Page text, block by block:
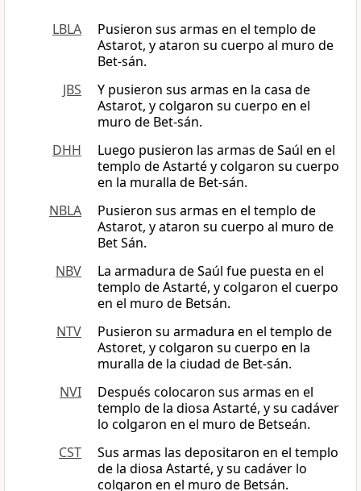
LBLA
Pusieron sus armas en el templo de
Astarot, y ataron su cuerpo al muro de
Bet-sán.
JBS
Y pusieron sus armas en la casa de
Astarot, y colgaron su cuerpo en el
muro de Bet-sán.
DHH
Luego pusieron las armas de Saúl en el
templo de Astarté y colgaron su cuerpo
en la muralla de Bet-sán.
NBLA
Pusieron sus armas en el templo de
Astarot, y ataron su cuerpo al muro de
Bet Sán.
NBV
La armadura de Saúl fue puesta en el
templo de Astarté, y colgaron el cuerpo
en el muro de Betsán.
NTV
Pusieron su armadura en el templo de
Astoret, y colgaron su cuerpo en la
muralla de la ciudad de Bet-sán.
NVI
Después colocaron sus armas en el
templo de la diosa Astarté, y su cadáver
lo colgaron en el muro de Betseán.
CST
Sus armas las depositaron en el templo
de la diosa Astarté, y su cadáver lo
colgaron en el muro de Betsán.